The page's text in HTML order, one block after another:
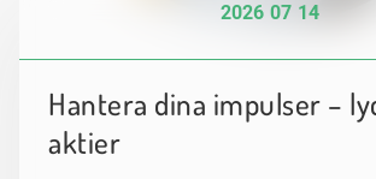
2026 07 14
Hantera dina impulser –
aktier